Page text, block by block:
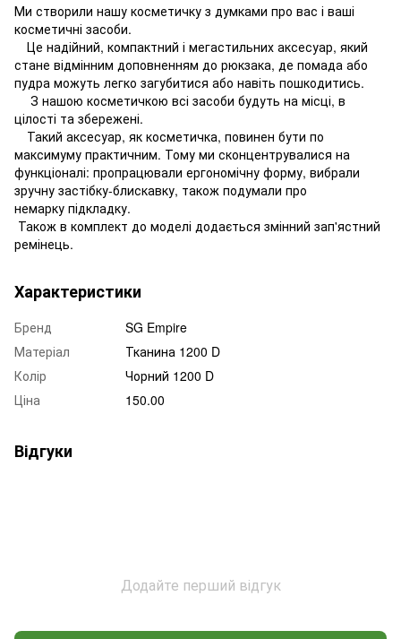
Ми створили нашу косметичку з думками про вас і ваші
косметичні засоби.
⠀Це надійний, компактний і мегастильних аксесуар, який
стане відмінним доповненням до рюкзака, де помада або
пудра можуть легко загубитися або навіть пошкодитись.
⠀ З нашою косметичкою всі засоби будуть на місці, в
цілості та збережені.
⠀Такий аксесуар, як косметичка, повинен бути по
максимуму практичним. Тому ми сконцентрувалися на
функціоналі: пропрацювали ергономічну форму, вибрали
зручну застібку-блискавку, також подумали про
немарку підкладку.
Також в комплект до моделі додається змінний зап'ястний
ремінець.
Характеристики
Бренд
SG Empire
Матеріал
Тканина 1200 D
Колір
Чорний 1200 D
Ціна
150.00
Відгуки
Додайте перший відгук